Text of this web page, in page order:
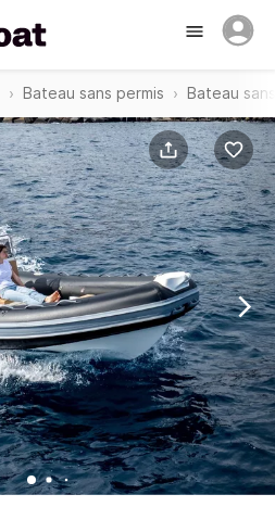
Bateau sans permis Bateau